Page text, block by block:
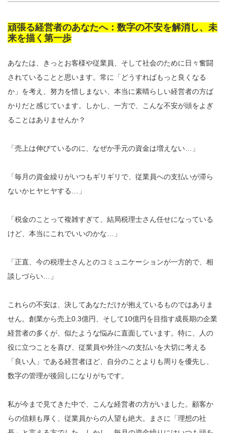
頑張る経営者のあなたへ：数字の不安を解消し、未
来を描く第一歩
あなたは、きっとお客様や従業員、そして社会のために日々奮闘
されていることと思います。常に「どうすればもっと良くなる
か」を考え、努力を惜しまない、本当に素晴らしい経営者の方ば
かりだと感じています。しかし、一方で、こんな不安が頭をよぎ
ることはありませんか？
「売上は伸びているのに、なぜか手元の資金は増えない…」
「毎月の資金繰りがいつもギリギリで、従業員への支払いが滞ら
ないかヒヤヒヤする…」
「税金のことって複雑すぎて、結局税理士さん任せになっている
けど、本当にこれでいいのかな…」
「正直、今の税理士さんとのコミュニケーションが一方的で、相
談しづらい…」
これらの不安は、決してあなただけが抱えているものではありま
せん。創業から売上0.3億円、そして10億円を目指す成長期の企業
経営者の多くが、似たような悩みに直面しています。特に、人の
役に立つことを喜び、従業員や外注への支払いを大切に考える
「良い人」である経営者ほど、自分のことよりも周りを優先し、
数字の管理が後回しになりがちです。
私が今まで見てきた中で、こんな経営者の方がいました。顧客か
らの信頼も厚く、従業員からの人望も絶大。まさに「理想の社